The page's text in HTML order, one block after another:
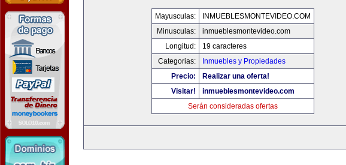
Mayusculas:
INMUEBLESMONTEVIDEO.COM
Minusculas:
inmueblesmontevideo.com
Longitud:
19 caracteres
Categorias:
Inmuebles y Propiedades
Precio:
Realizar una oferta!
Visitar!
inmueblesmontevideo.com
Serán consideradas ofertas